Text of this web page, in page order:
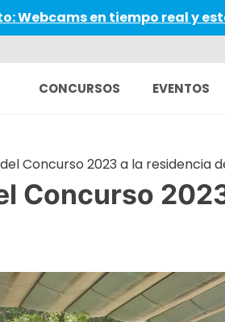
Webcams en tiempo real y
CONCURSOS EVENTOS
Concurso 2023 a la residencia
Concurso